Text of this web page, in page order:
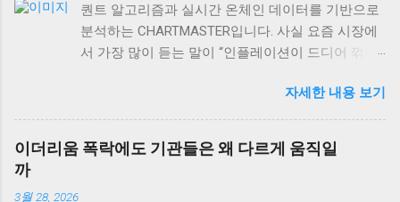
$106.40B USD 에 달하는 상황에서, 전통 자산과 디
지털 자산의 상관관계도 함께 살펴볼게요. 금값과
경제성장, 단순한 반비례 관계가 아니다 많은 사람
는 절반만 맞는 이야기예요. 실제로 금은 인플레이
션 헤지 자산이면서 동시에 달러 강세에 민감하게
반응하거든요. 금값이 떨어지는 이유는 경제가 좋아
퀀트 알고리즘과 실시간 온체인 데이터를 기반으로
분석하는 CHARTMASTER입니다. 사실 요즘 시장에
서 가장 많이 듣는 말이 “인플레이션이 드디어 꺾였
되면서 많은 개인 투자자들은 안도하고 있는데, 정
작 기관들과 자산가들은 여전히 긴장의 끈을 놓지
않고 있거든요. 왜 그럴까요? 오늘은 숫자 뒤에 숨어
있는 진짜 이야기를 풀어보겠습니다. 미국 PPI 2.6%,
자세한 내용 보기
이더리움 폭락에도 기관들은 왜 다르게 움직일
까
3월 28, 2026